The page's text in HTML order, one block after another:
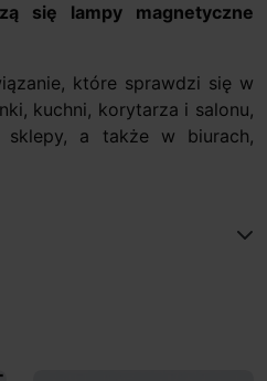
się lampy magnetyczne
które sprawdzi się w
kuchni, korytarza i salonu,
a także w biurach,